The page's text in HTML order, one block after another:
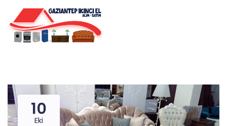
10
Eki